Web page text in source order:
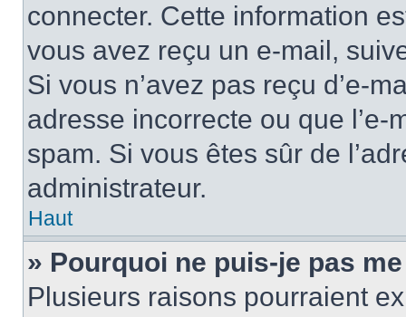
connecter. Cette information
vous avez reçu un e-mail,
Si vous n’avez pas reçu d’e-
adresse incorrecte ou que
spam. Si vous êtes sûr de
administrateur.
Haut
» Pourquoi ne puis-je pas
Plusieurs raisons pourraient